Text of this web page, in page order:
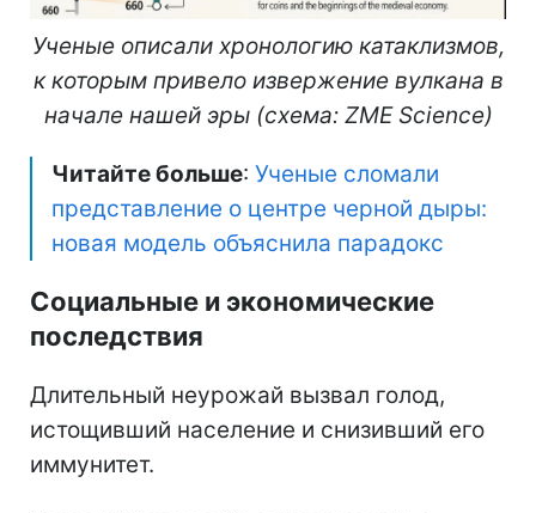
Ученые описали хронологию катаклизмов,
к которым привело извержение вулкана в
начале нашей эры (схема: ZME Science)
Читайте больше: Ученые сломали
представление о центре черной дыры:
новая модель объяснила парадокс
Социальные и экономические
последствия
Длительный неурожай вызвал голод,
истощивший население и снизивший его
иммунитет.